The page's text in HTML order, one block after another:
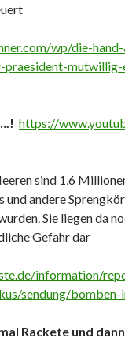
wp/die-
praesident-
https://
sind 1,6
und andere
Sie liegen da
Gefahr dar
information/
sendung/
Rackete und